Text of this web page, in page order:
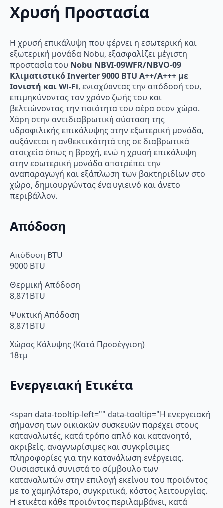
Χρυσή Προστασία
Η χρυσή επικάλυψη που φέρνει η εσωτερική και
εξωτερική μονάδα Nobu, εξασφαλίζει μέγιστη
προστασία του Nobu NBVI-09WFR/NBVO-09
Κλιματιστικό Inverter 9000 BTU A++/A+++ με
Ιονιστή και Wi-Fi, ενισχύοντας την απόδοσή του,
επιμηκύνοντας τον χρόνο ζωής του και
βελτιώνοντας την ποιότητα του αέρα στον χώρο.
Χάρη στην αντιδιαβρωτική σύσταση της
υδροφιλικής επικάλυψης στην εξωτερική μονάδα,
αυξάνεται η ανθεκτικότητά της σε διαβρωτικά
στοιχεία όπως η βροχή, ενώ η χρυσή επικάλυψη
στην εσωτερική μονάδα αποτρέπει την
αναπαραγωγή και εξάπλωση των βακτηριδίων στο
χώρο, δημιουργώντας ένα υγιεινό και άνετο
περιβάλλον.
Απόδοση
Απόδοση BTU
9000 BTU
Θερμική Απόδοση
8,871BTU
Ψυκτική Απόδοση
8,871BTU
Χώρος Κάλυψης (Κατά Προσέγγιση)
18τμ
Ενεργειακή Ετικέτα
<span data-tooltip-left="" data-tooltip="Η ενεργειακή
σήμανση των οικιακών συσκευών παρέχει στους
καταναλωτές, κατά τρόπο απλό και κατανοητό,
ακριβείς, αναγνωρίσιμες και συγκρίσιμες
πληροφορίες για την κατανάλωση ενέργειας.
Ουσιαστικά συνιστά το σύμβουλο των
καταναλωτών στην επιλογή εκείνου του προϊόντος
με το χαμηλότερο, συγκριτικά, κόστος λειτουργίας.
Η ετικέτα κάθε προϊόντος περιλαμβάνει, κατά